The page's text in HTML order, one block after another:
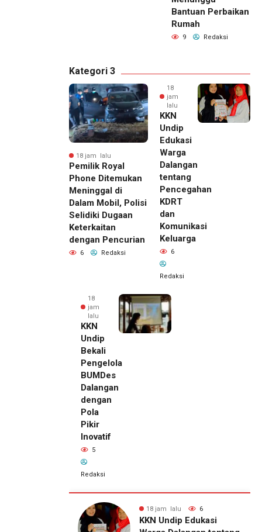
Bantuan Perbaikan
Rumah
9 Redaksi
Kategori 3
18 jam lalu
Pemilik Royal
Phone Ditemukan
Meninggal di
Dalam Mobil, Polisi
Selidiki Dugaan
Keterkaitan
dengan Pencurian
6 Redaksi
18
jam
lalu
KKN
Undip
Edukasi
Warga
Dalangan
tentang
Pencegahan
KDRT
dan
Komunikasi
Keluarga
6
Redaksi
18
jam
lalu
KKN
Undip
Bekali
Pengelola
BUMDes
Dalangan
dengan
Pola
Pikir
Inovatif
5
Redaksi
18 jam lalu 5
KKN Undip Bekali
18 jam lalu
Pemilik